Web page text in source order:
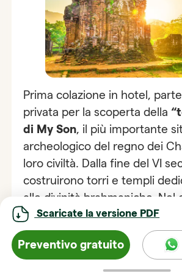
Prima colazione in hotel,
privata per la scoperta della
di My Son, il più importante
archeologico del regno dei
loro civiltà. Dalla fine del VI
costruirono torri e templi
alle divinità brahmaniche. Nel
secoli MY SON divenne il
politico, e in seguito la
Cham.
Preventivo gratuito
Scaricate la versione PDF